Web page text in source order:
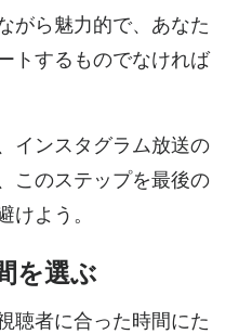
がら魅力的で、あなた
トするものでなければ
インスタグラム放送の
このステップを最後の
けよう。
を選ぶ
聴者に合った時間にた